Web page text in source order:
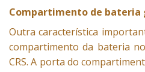
Compartimento de bateria
Outra característica
compartimento da bateria
CRS. A porta do